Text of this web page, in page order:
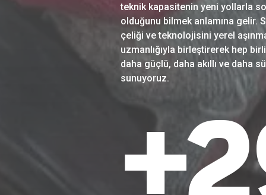
teknik kapasitenin yeni yollarla
olduğunu bilmek anlamına gelir.
çeliği ve teknolojisini yerel
uzmanlığıyla birleştirerek hep
daha güçlü, daha akıllı ve daha
sunuyoruz.
+